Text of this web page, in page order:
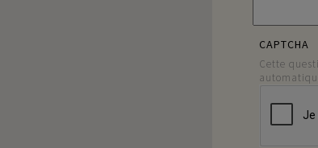
CAPTCHA
Cette